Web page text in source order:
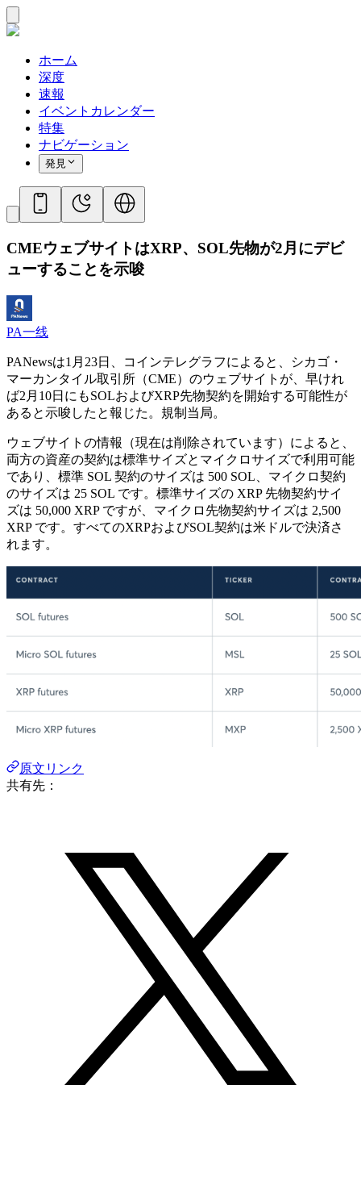
ホーム
深度
速報
イベントカレンダー
特集
ナビゲーション
発見
CMEウェブサイトはXRP、SOL先物が2月にデビ
ューすることを示唆
PA一线
PANewsは1月23日、コインテレグラフによると、シカゴ・
マーカンタイル取引所（CME）のウェブサイトが、早けれ
ば2月10日にもSOLおよびXRP先物契約を開始する可能性が
あると示唆したと報じた。規制当局。
ウェブサイトの情報（現在は削除されています）によると、
両方の資産の契約は標準サイズとマイクロサイズで利用可能
であり、標準 SOL 契約のサイズは 500 SOL、マイクロ契約
のサイズは 25 SOL です。標準サイズの XRP 先物契約サイ
ズは 50,000 XRP ですが、マイクロ先物契約サイズは 2,500
XRP です。すべてのXRPおよびSOL契約は米ドルで決済さ
れます。
原文リンク
共有先：